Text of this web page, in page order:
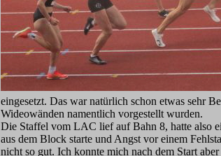
eingesetzt. Das war natürlich schon etwas sehr
Wideowänden namentlich vorgestellt wurden.
Die Staffel vom LAC lief auf Bahn 8, hatte also
aus dem Block starte und Angst vor einem
nicht so gut. Ich konnte mich nach dem Start